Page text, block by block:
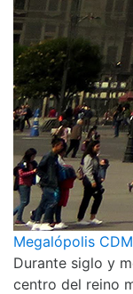
Megalópolis
Durante siglo y
centro del reino